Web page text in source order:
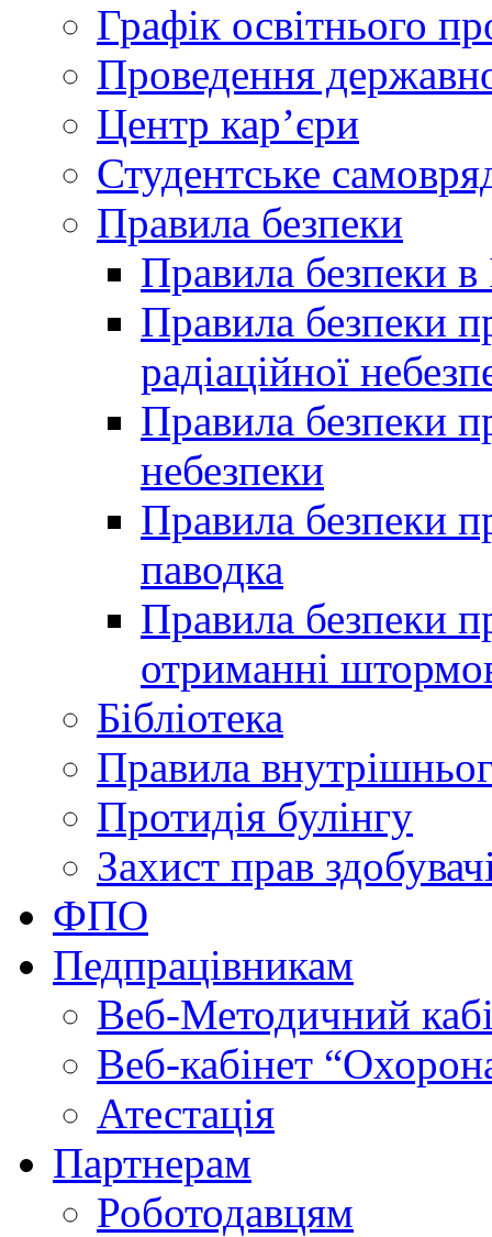
Графік освітнього
Проведення
Центр кар’єри
Студентське
Правила безпеки
Правила безпеки в
Правила безпеки
радіаційної
Правила безпеки
небезпеки
Правила безпеки
паводка
Правила безпеки
отриманні
Бібліотека
Правила
Протидія булінгу
Захист прав
ФПО
Педпрацівникам
Веб-Методичний
Веб-кабінет
Атестація
Партнерам
Роботодавцям